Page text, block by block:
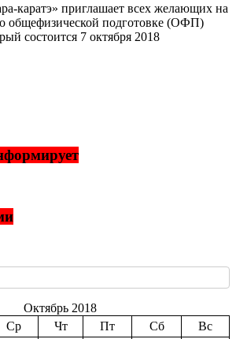
приглашает всех желающих на
общефизической подготовке (ОФП)
состоится 7 октября 2018
Октябрь 2018
Ср Чт Пт Сб
Вс